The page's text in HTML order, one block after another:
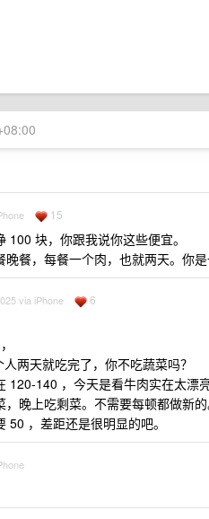
15
块，你跟我说你这些便宜。
餐，每餐一个肉，也就两天。你是
via iPhone 6
两天就吃完了，你不吃蔬菜吗？
120-140 ，今天是看牛肉实在太漂
晚上吃剩菜。不需要每顿都做新的
，差距还是很明显的吧。